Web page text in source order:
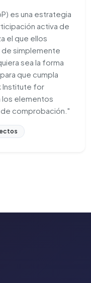
es una estrategia
activa de
el que ellos
de simplemente
sea la forma
que cumpla
Institute for
los elementos
comprobación."